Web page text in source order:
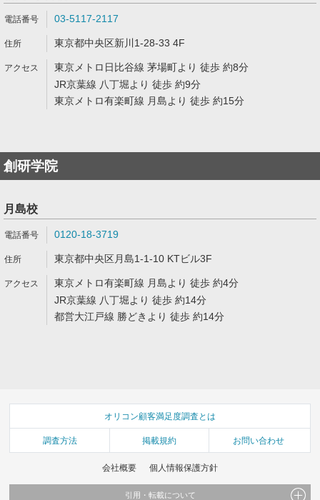
03-5117-2117
東京都中央区新川1-28-33 4F
東京メトロ日比谷線 茅場町より 徒歩 約8分
JR京葉線 八丁堀より 徒歩 約9分
東京メトロ有楽町線 月島より 徒歩 約15分
創研学院
月島校
0120-18-3719
東京都中央区月島1-1-10 KTビル3F
東京メトロ有楽町線 月島より 徒歩 約4分
JR京葉線 八丁堀より 徒歩 約14分
都営大江戸線 勝どきより 徒歩 約14分
オリコン顧客満足度調査とは
調査方法 掲載規約 お問い合わせ
会社概要 個人情報保護方針
引用・転載について